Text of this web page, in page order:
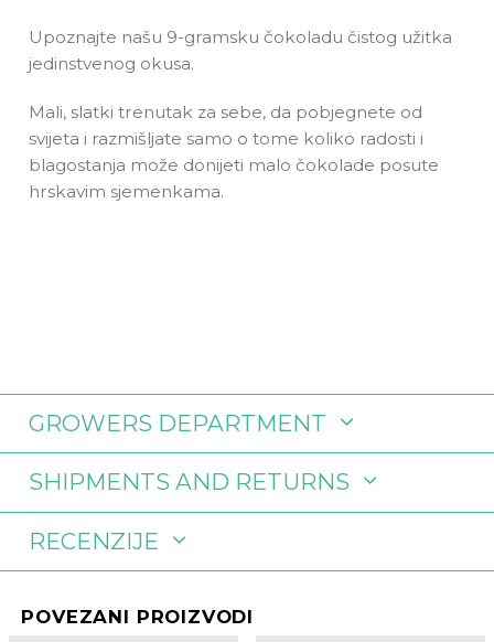
Upoznajte našu 9-gramsku čokoladu čistog užitka
jedinstvenog okusa.
Mali, slatki trenutak za sebe, da pobjegnete od
svijeta i razmišljate samo o tome koliko radosti i
blagostanja može donijeti malo čokolade posute
hrskavim sjemenkama.
GROWERS DEPARTMENT
SHIPMENTS AND RETURNS
RECENZIJE
POVEZANI PROIZVODI